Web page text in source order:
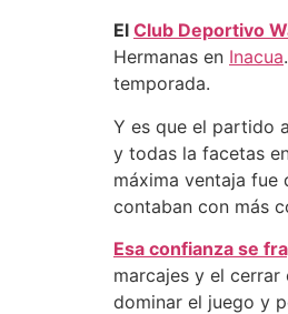
El Club Deportivo
Hermanas en Inacua
temporada.
Y es que el partido
y todas la facetas
máxima ventaja fue
contaban con más
Esa confianza se
marcajes y el
dominar el juego y